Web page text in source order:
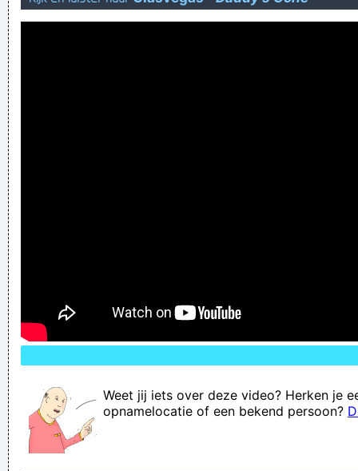
regen in twente herhaalt zich in de lente
Weet jij iets over deze video? Herken je
opnamelocatie of een bekend persoon?